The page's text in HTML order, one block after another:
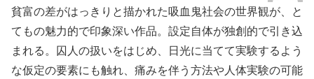
貧富の差がはっきりと描かれた吸血鬼社会の世界観が、と
てもの魅力的で印象深い作品。設定自体が独創的で引き込
まれる。囚人の扱いをはじめ、日光に当てて実験するよう
な仮定の要素にも触れ、痛みを伴う方法や人体実験の可能